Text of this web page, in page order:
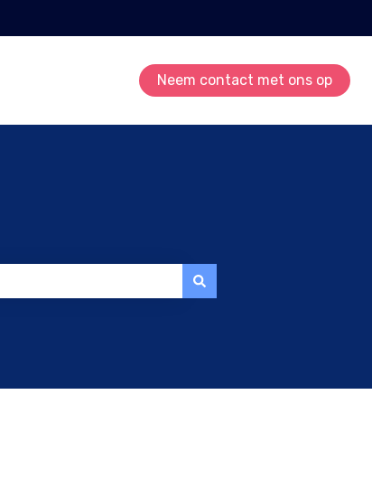
Neem contact met ons op